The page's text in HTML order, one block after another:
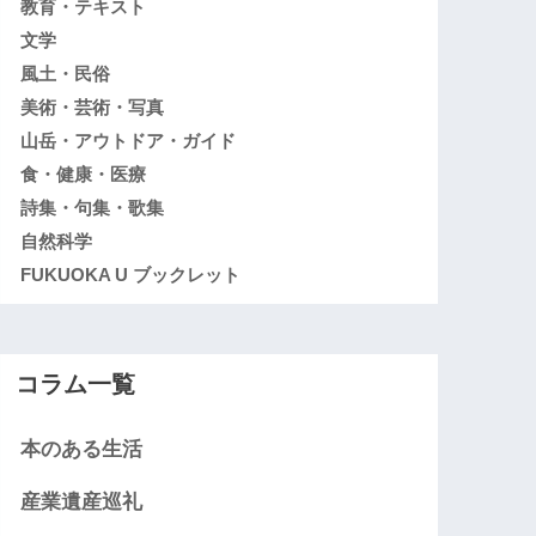
教育・テキスト
文学
風土・民俗
美術・芸術・写真
山岳・アウトドア・ガイド
食・健康・医療
詩集・句集・歌集
自然科学
FUKUOKA U ブックレット
コラム一覧
本のある生活
産業遺産巡礼